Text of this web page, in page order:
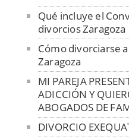
Qué incluye el
divorcios Zaragoza
Cómo divorciarse
Zaragoza
MI PAREJA
ADICCIÓN Y
ABOGADOS DE
DIVORCIO